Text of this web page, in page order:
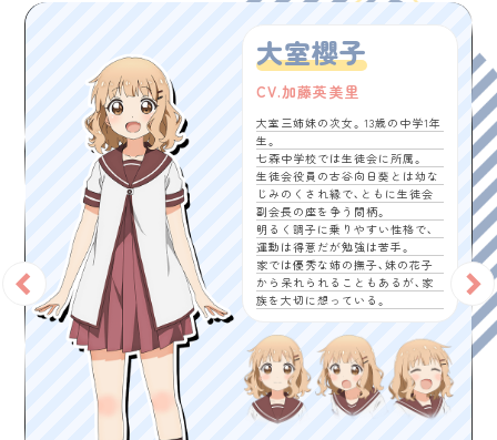
大室櫻子
CV.加藤英美里
大室三姉妹の次女。13歳の中学1年
生。
七森中学校では生徒会に所属。
生徒会役員の古谷向日葵とは幼な
じみのくされ縁で、ともに生徒会
副会長の座を争う間柄。
明るく調子に乗りやすい性格で、
運動は得意だが勉強は苦手。
家では優秀な姉の撫子、妹の花子
から呆れられることもあるが、家
族を大切に想っている。